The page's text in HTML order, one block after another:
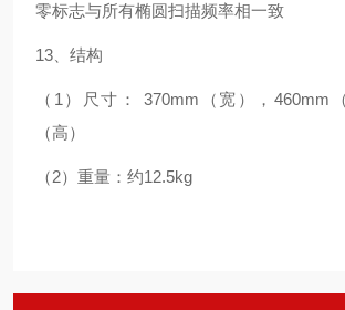
零标志与所有椭圆扫描频率相一致
13、结构
（1）尺寸： 370mm（宽），460mm
（高）
（2）重量：约12.5kg